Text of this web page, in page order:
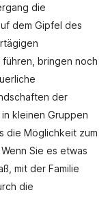
die
dem Gipfel des
bringen noch
der
kleinen Gruppen
die Möglichkeit zum
Sie es etwas
mit der Familie
die